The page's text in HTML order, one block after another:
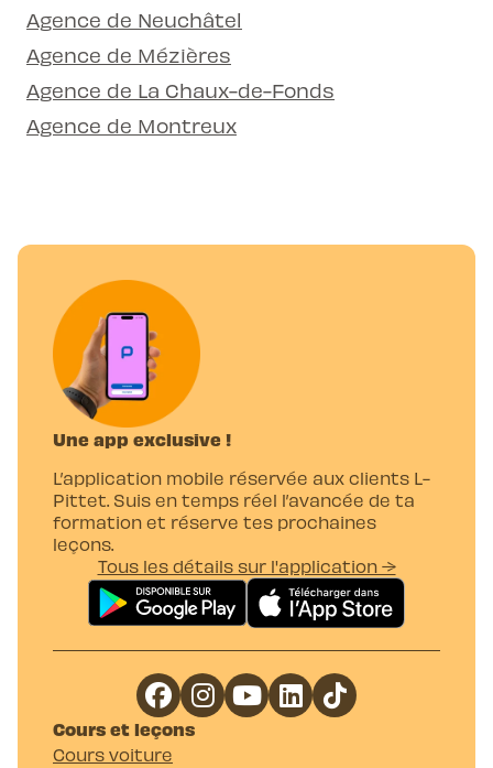
Agence de Neuchâtel
Agence de Mézières
Agence de La Chaux-de-Fonds
Agence de Montreux
Une app exclusive !
L’application mobile réservée aux clients L-
Pittet. Suis en temps réel l’avancée de ta
formation et réserve tes prochaines
leçons.
Tous les détails sur l'application →
Cours et leçons
Cours voiture